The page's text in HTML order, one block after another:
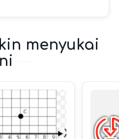
menyukai